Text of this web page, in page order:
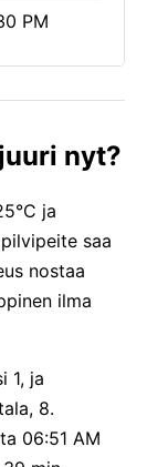
PM
nyt?
ja
saa
nostaa
ilma
1, ja
8.
06:51 AM